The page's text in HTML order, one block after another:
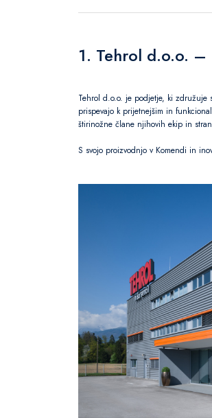
1. Tehrol d.o.o.
Tehrol d.o.o. je podjetje, ki
prispevajo k prijetnejšim in
štirinožne člane njihovih ekip in
S svojo proizvodnjo v Komendi in